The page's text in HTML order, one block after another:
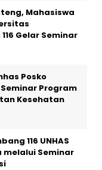
Mahasiswa
Gelar Seminar
Posko
Program
Kesehatan
116 UNHAS
melalui Seminar